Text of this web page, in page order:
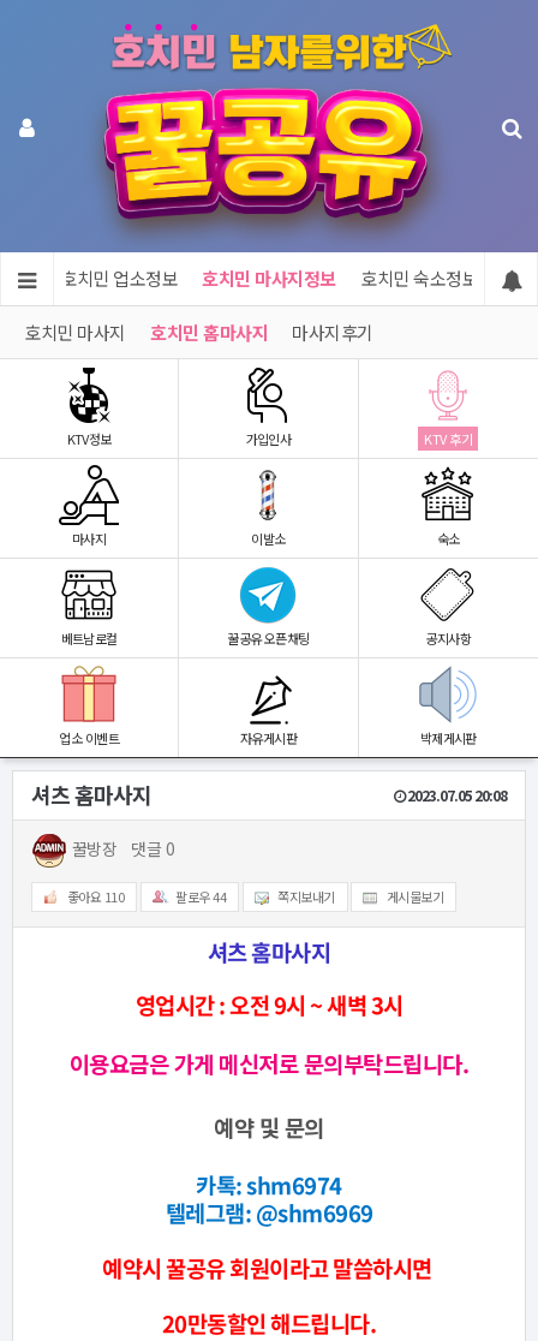
메인 호치민 업소정보 호치민 마사지정보 호치민 숙소정보 호
호치민 마사지 호치민 홈마사지 마사지후기
KTV정보 가입인사 KTV 후기
마사지 이발소 숙소
베트남로컬 꿀공유 오픈채팅 공지사항
업소 이벤트 자유게시판 박제게시판
셔츠 홈마사지 2023.07.05 20:08
꿀방장 댓글 0
좋아요 110 팔로우44 쪽지보내기 게시물보기
셔츠 홈마사지
영업시간 : 오전 9시 ~ 새벽 3시
이용요금은 가게 메신저로 문의부탁드립니다.
예약 및 문의
카톡:shm6974
텔레그램:@shm6969
예약시 꿀공유 회원이라고 말씀하시면
20만동할인 해드립니다.